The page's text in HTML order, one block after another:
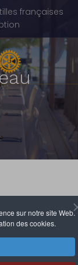
sur notre site Web.
des cookies.
françaises